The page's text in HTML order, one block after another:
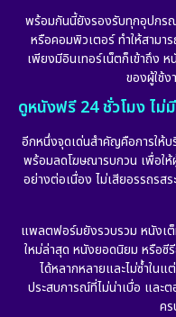
Fantasy จินตนาการ
Film
Gothic
HBO GO
HBO Max
พร้อมกันนี้ยังรองรับทุกอุปกรณ์
หรือคอมพิวเตอร์ ทำให้สามา
เพียงมีอินเทอร์เน็ตก็เข้าถึง
ของผู้ใช้
ดูหนังฟรี 24 ชั่วโมง ไม่
อีกหนึ่งจุดเด่นสำคัญคือการให้
พร้อมลดโฆษณารบกวน เพื่อให้
อย่างต่อเนื่อง ไม่เสียอรรถรส
แพลตฟอร์มยังรวบรวม หนังเต็
ใหม่ล่าสุด หนังยอดนิยม หรือซี
ได้หลากหลายและไม่ซ้ำใน
ประสบการณ์ที่ไม่น่าเบื่อ และ
คร